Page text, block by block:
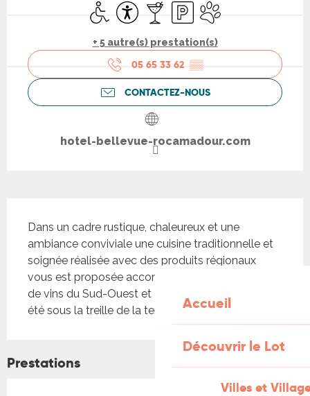
Accueil
Découvrir le Lot
Villes et
Accès handicapés
AccessibilitéBar / Buvette
ParkingAnimaux acceptés
+ 5 autre(s) prestation(s)
05 65 33 62 ▒▒
CONTACTEZ-NOUS
hotel-bellevue-rocamadour.com
Dans un cadre rustique, chaleureux et une
ambiance conviviale une cuisine traditionnelle et
soignée réalisée avec des produits régionaux
vous est proposée accompagnée d'une sélection
de vins du Sud-Ouest et d'ailleurs à apprécier en
été sous la treille de la terrasse ombragée.
Prestations